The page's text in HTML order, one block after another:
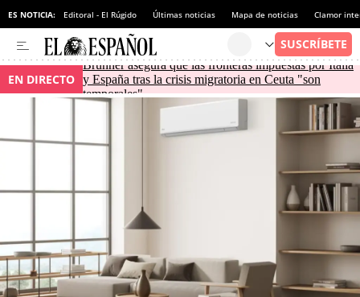
ES NOTICIA: Editoral - El Rúgido Últimas noticias Mapa de noticias Clamor
EN DIRECTO
Brunner asegura que las fronteras impuestas por Italia
y España tras la crisis migratoria en Ceuta "son
temporales"